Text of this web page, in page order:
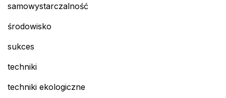
samowystarczalność
środowisko
sukces
techniki
techniki ekologiczne